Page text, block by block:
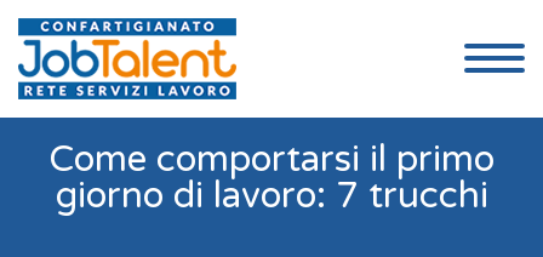
Come comportarsi il primo
giorno di lavoro: 7 trucchi